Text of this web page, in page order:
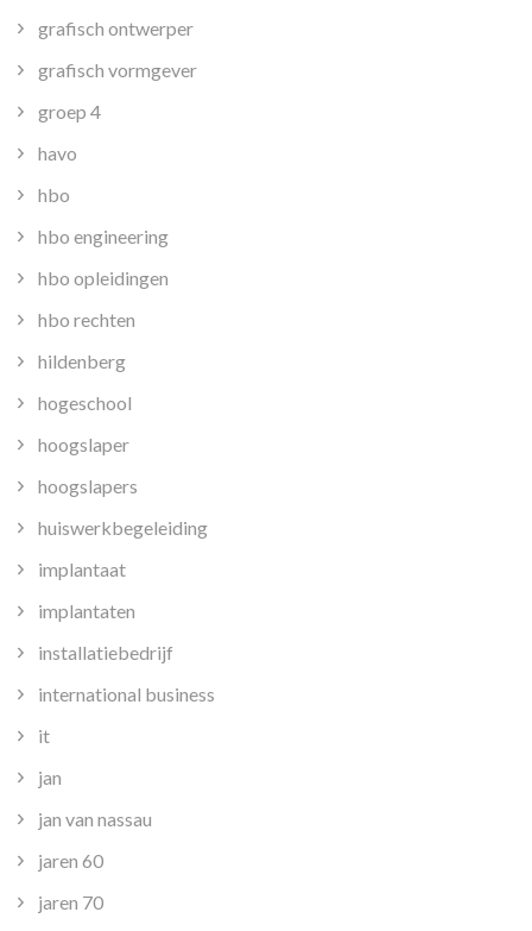
grafisch ontwerper
grafisch vormgever
groep 4
havo
hbo
hbo engineering
hbo opleidingen
hbo rechten
hildenberg
hogeschool
hoogslaper
hoogslapers
huiswerkbegeleiding
implantaat
implantaten
installatiebedrijf
international business
it
jan
jan van nassau
jaren 60
jaren 70